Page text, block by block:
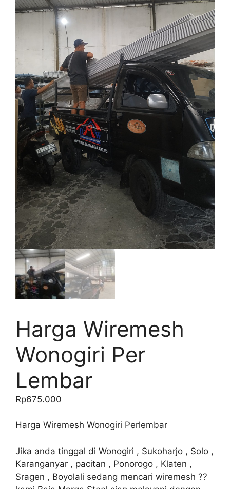
Harga Wiremesh
Wonogiri Per
Lembar
Rp675.000
Harga Wiremesh Wonogiri Perlembar
Jika anda tinggal di Wonogiri , Sukoharjo , Solo ,
Karanganyar , pacitan , Ponorogo , Klaten ,
Sragen , Boyolali sedang mencari wiremesh ??